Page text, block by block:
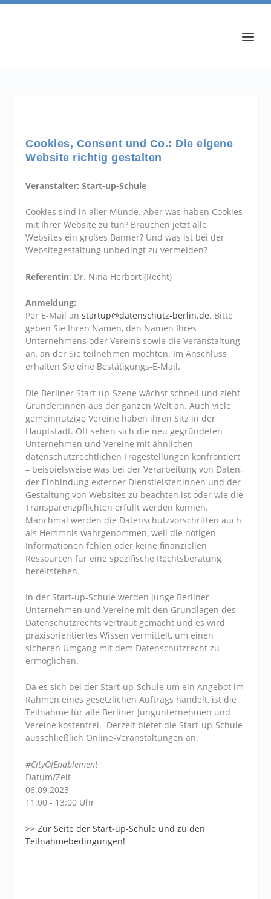
Cookies, Consent und Co.: Die eigene
Website richtig gestalten
Veranstalter: Start-up-Schule
Cookies sind in aller Munde. Aber was haben Cookies
mit Ihrer Website zu tun? Brauchen jetzt alle
Websites ein großes Banner? Und was ist bei der
Websitegestaltung unbedingt zu vermeiden?
Referentin: Dr. Nina Herbort (Recht)
Anmeldung:
Per E-Mail anstartup@datenschutz-berlin.de. Bitte
geben Sie Ihren Namen, den Namen Ihres
Unternehmens oder Vereins sowie die Veranstaltung
an, an der Sie teilnehmen möchten. Im Anschluss
erhalten Sie eine Bestätigungs-E-Mail.
Die Berliner Start-up-Szene wächst schnell und zieht
Gründer:innen aus der ganzen Welt an. Auch viele
gemeinnützige Vereine haben ihren Sitz in der
Hauptstadt. Oft sehen sich die neu gegründeten
Unternehmen und Vereine mit ähnlichen
datenschutzrechtlichen Fragestellungen konfrontiert
– beispielsweise was bei der Verarbeitung von Daten,
der Einbindung externer Dienstleister:innen und der
Gestaltung von Websites zu beachten ist oder wie die
Transparenzpflichten erfüllt werden können.
Manchmal werden die Datenschutzvorschriften auch
als Hemmnis wahrgenommen, weil die nötigen
Informationen fehlen oder keine finanziellen
Ressourcen für eine spezifische Rechtsberatung
bereitstehen.
In der Start-up-Schule werden junge Berliner
Unternehmen und Vereine mit den Grundlagen des
Datenschutzrechts vertraut gemacht und es wird
praxisorientiertes Wissen vermittelt, um einen
sicheren Umgang mit dem Datenschutzrecht zu
ermöglichen.
Da es sich bei der Start-up-Schule um ein Angebot im
Rahmen eines gesetzlichen Auftrags handelt, ist die
Teilnahme für alle Berliner Jungunternehmen und
Vereine kostenfrei. Derzeit bietet die Start-up-Schule
ausschließlich Online-Veranstaltungen an.
#CityOfEnablement
Datum/Zeit
06.09.2023
11:00 - 13:00 Uhr
>> Zur Seite der Start-up-Schule und zu den
Teilnahmebedingungen!